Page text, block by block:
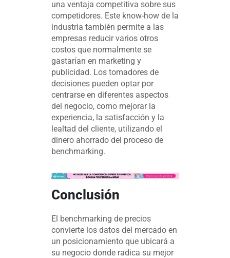
una ventaja competitiva sobre sus
competidores. Este know-how de la
industria también permite a las
empresas reducir varios otros
costos que normalmente se
gastarían en marketing y
publicidad. Los tomadores de
decisiones pueden optar por
centrarse en diferentes aspectos
del negocio, como mejorar la
experiencia, la satisfacción y la
lealtad del cliente, utilizando el
dinero ahorrado del proceso de
benchmarking.
Conclusión
El benchmarking de precios
convierte los datos del mercado en
un posicionamiento que ubicará a
su negocio donde radica su mejor